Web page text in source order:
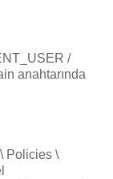
/
anahtarında
Policies \